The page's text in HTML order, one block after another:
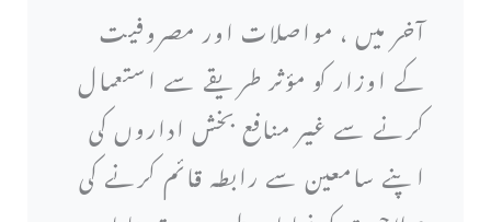
آخر میں ، مواصلات اور مصروفیت
کے اوزار کو مؤثر طریقے سے استعمال
کرنے سے غیر منافع بخش اداروں کی
اپنے سامعین سے رابطہ قائم کرنے کی